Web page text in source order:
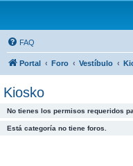
FAQ
Portal Foro Vestíbulo
Kiosko
No tienes los permisos requeridos
Está categoría no tiene foros.